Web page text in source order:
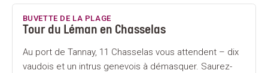
BUVETTE DE LA PLAGE
Tour du Léman en Chasselas
Au port de Tannay, 11 Chasselas vous attendent – dix
vaudois et un intrus genevois à démasquer. Saurez-